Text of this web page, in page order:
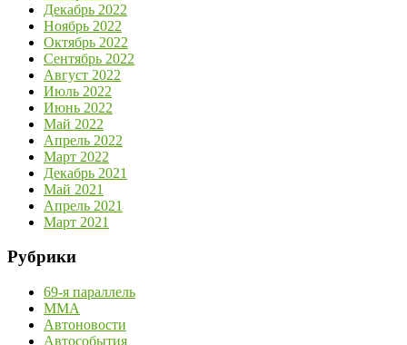
Декабрь 2022
Ноябрь 2022
Октябрь 2022
Сентябрь 2022
Август 2022
Июль 2022
Июнь 2022
Май 2022
Апрель 2022
Март 2022
Декабрь 2021
Май 2021
Апрель 2021
Март 2021
Рубрики
69-я параллель
MMA
Автоновости
Автособытия